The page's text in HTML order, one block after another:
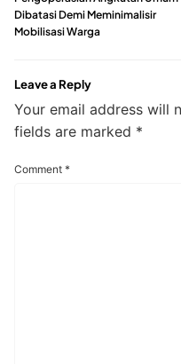
Dibatasi Demi Meminimalisir
Mobilisasi Warga
Leave a Reply
Your email address will
fields are marked *
Comment *